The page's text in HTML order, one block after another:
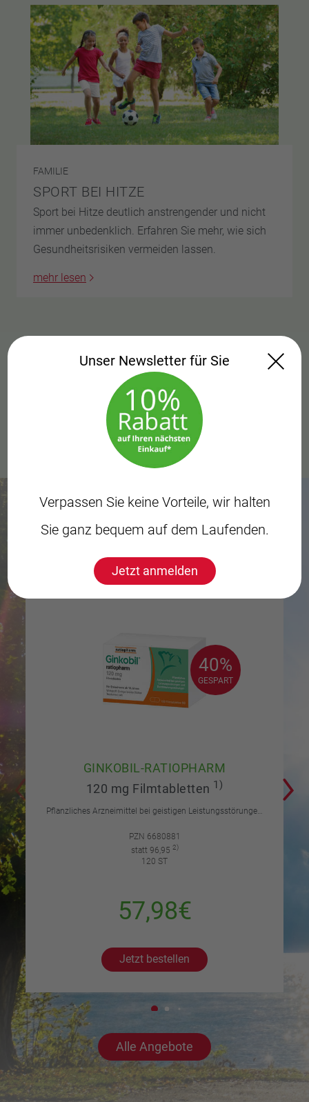
FAMILIE
SPORT BEI HITZE
Sport bei Hitze deutlich anstrengender und nicht
immer unbedenklich. Erfahren Sie mehr, wie sich
Gesundheitsrisiken vermeiden lassen.
mehr lesen
1 2 … 72
ANGEBOTE
40%
GESPART
40%
GESPART
GINKOBIL-RATIOPHARM
120 mg Filmtabletten 1)
Pflanzliches Arzneimittel bei geistigen Leistungsstörungen und Durchblutungsstörungen.
PZN 6680881
statt 96,95 2)
120 ST
57,98€
Jetzt bestellen
Alle Angebote
Unser Newsletter für Sie
Verpassen Sie keine Vorteile, wir halten
Sie ganz bequem auf dem Laufenden.
Jetzt anmelden